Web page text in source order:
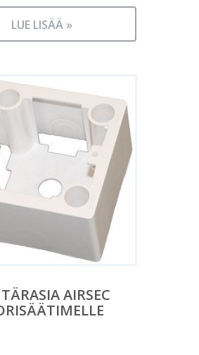
LUE LISÄÄ »
AIRSEC